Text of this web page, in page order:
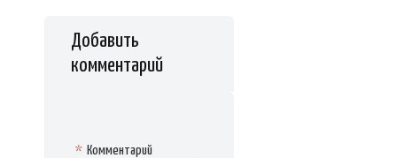
Добавить
комментарий
Комментарий
*